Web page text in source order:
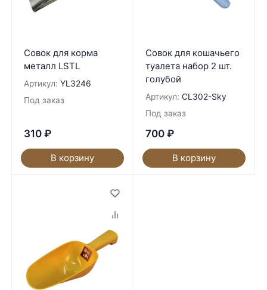
Совок для корма
металл LSTL
Артикул: YL3246
Под заказ
310 ₽
В корзину
Совок для кошачьего
туалета набор 2 шт.
голубой
Артикул: CL302-Sky
Под заказ
700 ₽
В корзину